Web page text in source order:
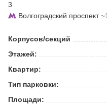
3
Волгоградский проспект
Корпусов/секций
Этажей:
Квартир:
Тип парковки:
Площади: